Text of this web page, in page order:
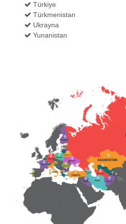
Türkiye
Türkmenistan
Ukrayna
Yunanistan